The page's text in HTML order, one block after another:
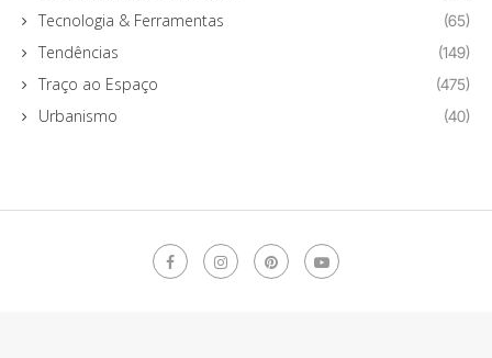
Tecnologia & Ferramentas (65)
Tendências (149)
Traço ao Espaço (475)
Urbanismo (40)